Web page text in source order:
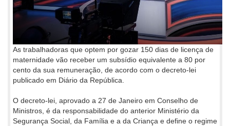
As trabalhadoras que optem por gozar 150 dias de licença de
maternidade vão receber um subsídio equivalente a 80 por
cento da sua remuneração, de acordo com o decreto-lei
publicado em Diário da República.
O decreto-lei, aprovado a 27 de Janeiro em Conselho de
Ministros, é da responsabilidade do anterior Ministério da
Segurança Social, da Família e a da Criança e define o regime